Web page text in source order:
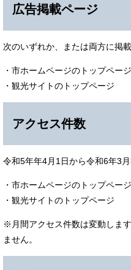
広告掲載ページ
次のいずれか、または両方に掲載
・市ホームページのトップページ
・観光サイトのトップページ
アクセス件数
令和5年年4月1日から令和6年3
・市ホームページのトップペ
・観光サイトのトップペー
※月間アクセス件数は変動しま
ません。